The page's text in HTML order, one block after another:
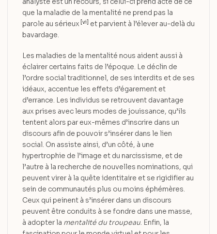
que la maladie de la mentalité ne prend pas la
parole au sérieux [vi] et parvient à l’élever au-delà du
bavardage.
Les maladies de la mentalité nous aident aussi à
éclairer certains faits de l’époque. Le déclin de
l’ordre social traditionnel, de ses interdits et de ses
idéaux, accentue les effets d’égarement et
d’errance. Les individus se retrouvent davantage
aux prises avec leurs modes de jouissance, qu’ils
tentent alors par eux-mêmes d’inscrire dans un
discours afin de pouvoir s’insérer dans le lien
social. On assiste ainsi, d’un côté, à une
hypertrophie de l’image et du narcissisme, et de
l’autre à la recherche de nouvelles nominations, qui
peuvent virer à la quête identitaire et se rigidifier au
sein de communautés plus ou moins éphémères.
Ceux qui peinent à s’insérer dans un discours
peuvent être conduits à se fondre dans une masse,
à adopter la mentalité du troupeau. Enfin, la